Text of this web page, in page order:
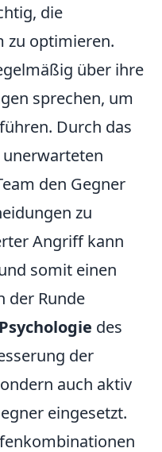
die
zu optimieren.
über ihre
sprechen, um
Durch das
unerwarteten
den Gegner
zu
Angriff kann
somit einen
der Runde
Psychologie des
der
auch aktiv
eingesetzt.